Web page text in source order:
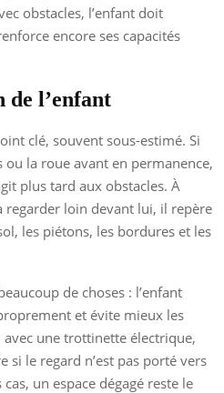
obstacles, l’enfant doit
encore ses capacités
de l’enfant
clé, souvent sous-estimé. Si
la roue avant en permanence,
plus tard aux obstacles. À
regarder loin devant lui, il repère
les piétons, les bordures et les
de choses : l’enfant
et évite mieux les
avec une trottinette électrique,
si le regard n’est pas porté vers
un espace dégagé reste le